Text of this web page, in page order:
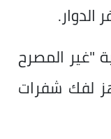
"غير المصرح
جهاز "ريسيفر" مجهز لفك شفرات